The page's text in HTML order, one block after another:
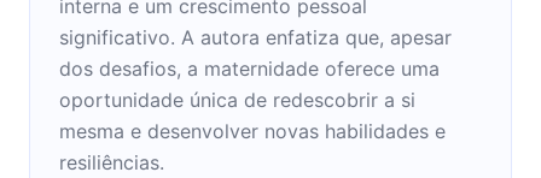
interna e um crescimento pessoal
significativo. A autora enfatiza que, apesar
dos desafios, a maternidade oferece uma
oportunidade única de redescobrir a si
mesma e desenvolver novas habilidades e
resiliências.